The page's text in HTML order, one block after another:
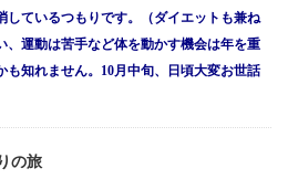
しているつもりです。（ダイエットも兼ね
運動は苦手など体を動かす機会は年を重
も知れません。10月中旬、日頃大変お世話
の旅